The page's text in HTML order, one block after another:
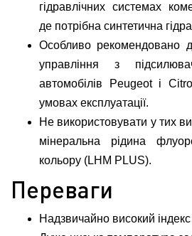
гідравлічних системах
де потрібна синтетична
Особливо рекомендовано
управління з
автомобілів Peugeot і
умовах експлуатації.
Не використовувати у тих
мінеральна рідина
кольору (LHM PLUS).
Переваги
Надзвичайно високий індекс